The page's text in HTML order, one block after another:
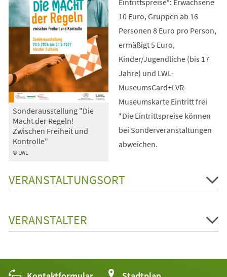
© LWL
Sonderausstellung "Die
Macht der Regeln!
Zwischen Freiheit und
Kontrolle"
10 Euro, Gruppen ab 16
Personen 8 Euro pro Person,
ermäßigt 5 Euro,
Kinder/Jugendliche (bis 17
Jahre) und LWL-
MuseumsCard+LVR-
Museumskarte Eintritt frei
*Die Eintrittspreise können
bei Sonderveranstaltungen
abweichen.
VERANSTALTUNGSORT
VERANSTALTER